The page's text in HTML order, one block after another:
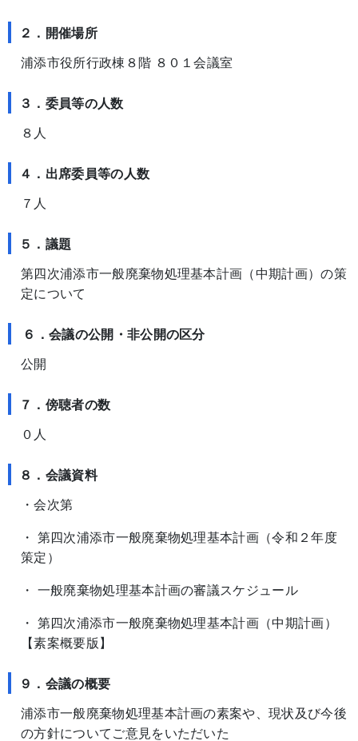
２．開催場所
浦添市役所行政棟８階 ８０１会議室
３．委員等の人数
８人
４．出席委員等の人数
７人
５．議題
第四次浦添市一般廃棄物処理基本計画（中期計画）の策
定について
６．会議の公開・非公開の区分
公開
７．傍聴者の数
０人
８．会議資料
・会次第
・ 第四次浦添市一般廃棄物処理基本計画（令和２年度
策定）
・ 一般廃棄物処理基本計画の審議スケジュール
・ 第四次浦添市一般廃棄物処理基本計画（中期計画）
【素案概要版】
９．会議の概要
浦添市一般廃棄物処理基本計画の素案や、現状及び今後
の方針についてご意見をいただいた